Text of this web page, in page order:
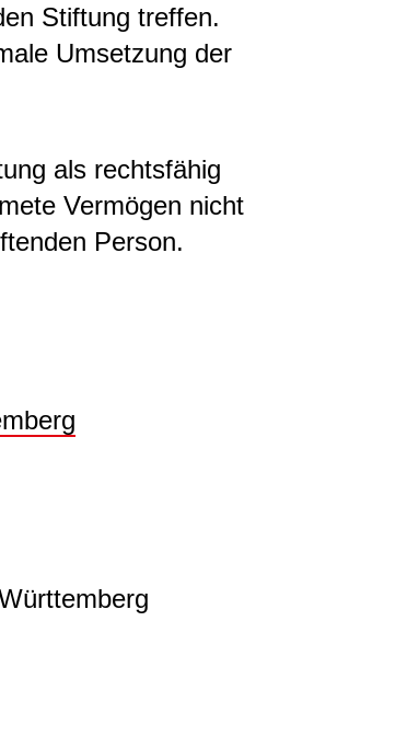
Stiftung treffen.
Umsetzung der
als rechtsfähig
Vermögen nicht
Person.